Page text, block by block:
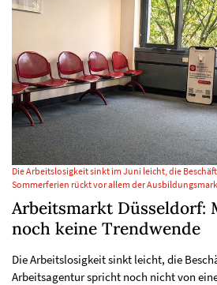
Die Arbeitslosigkeit sinkt im Juni leicht, die
Sommerferien rückt vor allem der
Arbeitsmarkt Düsseldorf:
noch keine Trendwende
Die Arbeitslosigkeit sinkt leicht, die
Arbeitsagentur spricht noch nicht von